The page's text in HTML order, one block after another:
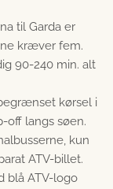
til Garda er
kræver fem.
90-240 min. alt
kørsel i
langs søen.
kun
ATV-billet.
blå ATV-logo